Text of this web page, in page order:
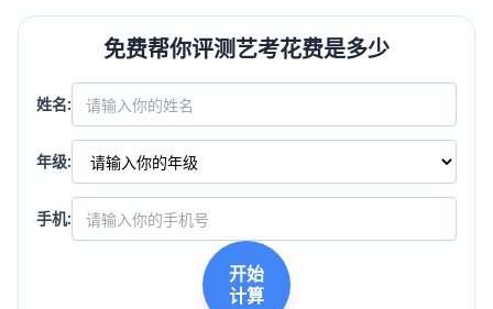
免费帮你评测艺考花费是多少
姓名:
年级:
手机:
开始
计算